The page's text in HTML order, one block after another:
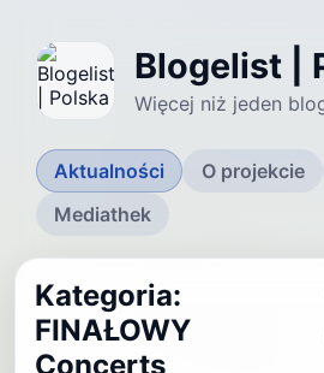
Blogelist |
Więcej niż jeden
Aktualności O projekcie
Mediathek
Kategoria:
FINAŁOWY
Concerts